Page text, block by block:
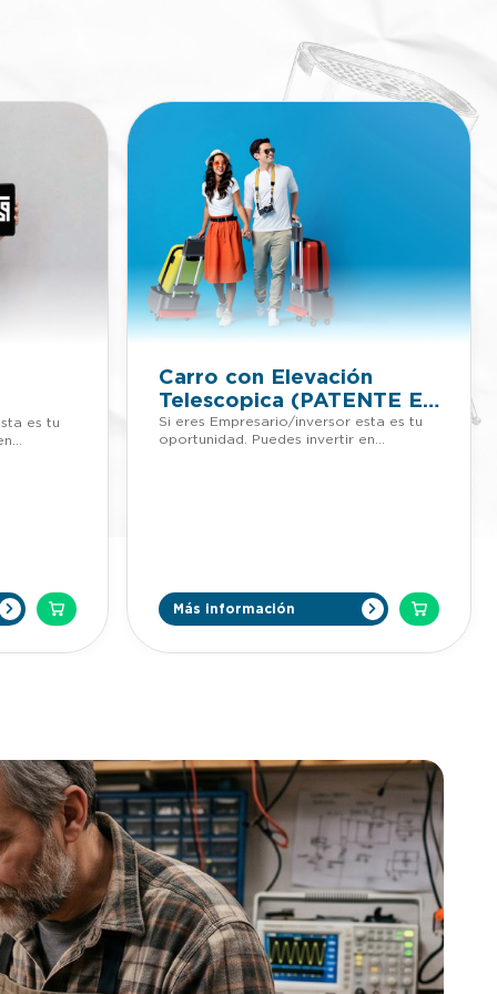
es tu
invertir
se
un
manos de
que
un
que se lo
robos
un
sistema
al
Carro con Elevación
Telescopica (PATENTE EN
VENTA)
Si eres Empresario/inversor esta es tu
oportunidad. Puedes invertir en
empresarios e inversores para invertir
en nuestra patentes. LLÁMANOS
se convierte en el mejor amigo del
pertenencias es poco probable que se
necesiten sacar de nuevo de la maleta
durante el trayecto, sin embargo, esto
no siempre es así y en algún momento
surge la necesidad de hacerlo.
SuitCloset permite manipular la maleta
hasta la altura deseada de forma facil y
versatil. Es importante que la ubicación
de la maleta en el SuitCloset sea de
manera vertical, lo cual ayuda no solo a
mantener centro de gravedad estable,
si no también al abrirla encontrar el
equipaje lo mejor ubicado para evitar
retrasos o desordenes. En resumen,
Más información